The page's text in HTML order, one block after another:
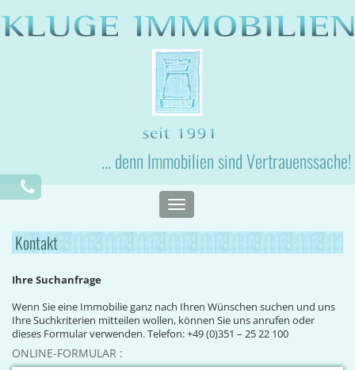
... denn Immobilien sind Vertrauenssache!
Toggle
navigation
Kontakt
Ihre Suchanfrage
Wenn Sie eine Immobilie ganz nach Ihren Wünschen suchen und uns
Ihre Suchkriterien mitteilen wollen, können Sie uns anrufen oder
dieses Formular verwenden. Telefon: +49 (0)351 – 25 22 100
ONLINE-FORMULAR :